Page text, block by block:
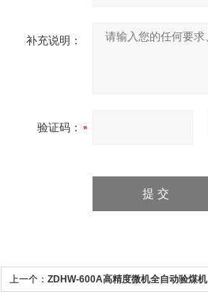
补充说明：
验证码：
上一个： ZDHW-600A高精度微机全自动验煤机